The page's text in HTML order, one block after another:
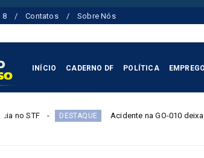
8 Contatos Sobre Nós
INÍCIO CADERNO DF POLÍTICA
Acidente na GO-010 deixa cinco mortos,